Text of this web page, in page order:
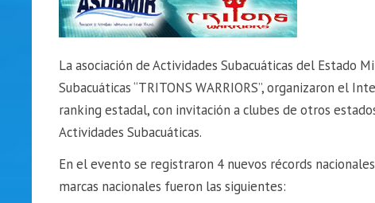
La asociación de Actividades Subacuáticas del Estado
Subacuáticas “TRITONS WARRIORS”, organizaron el
ranking estadal, con invitación a clubes de otros
Actividades Subacuáticas.
En el evento se registraron 4 nuevos récords
marcas nacionales fueron las siguientes: